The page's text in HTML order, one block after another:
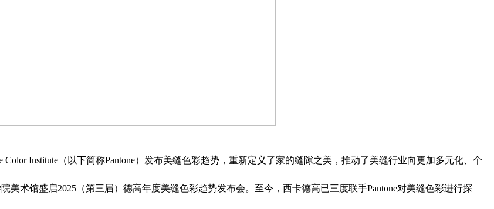
Institute（以下简称Pantone）发布美缝色彩趋势，重新定义了家的缝隙之美，推动了美缝行业向更加多元化、个
术馆盛启2025（第三届）德高年度美缝色彩趋势发布会。至今，西卡德高已三度联手Pantone对美缝色彩进行探